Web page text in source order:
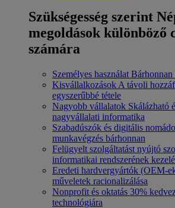
Szükségesség szerint
megoldások különböző
számára
Személyes használat Bárhonnan
Kisvállalkozások A távoli
egyszerűbbé tétele
Nagyobb vállalatok Skálázható
nagyvállalati informatika
Szabadúszók és digitális
munkavégzés bárhonnan
Felügyelt szolgáltatást nyújtó
informatikai rendszerének
Eredeti hardvergyártók (OEM-
műveletek racionalizálása
Nonprofit és oktatás 30%
technológiára